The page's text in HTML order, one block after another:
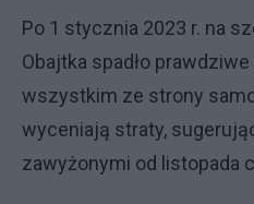
Po 1 stycznia 2023 r. na
Obajtka spadło
wszystkim ze strony
wyceniają straty,
zawyżonymi od listopada